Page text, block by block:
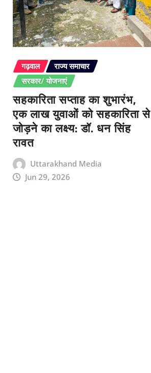
गढ़वाल
राज्य समाचार
सरकार/ योजनाएं
सहकारिता सप्ताह का शुभारंभ,
एक लाख युवाओं को सहकारिता से
जोड़ने का लक्ष्य: डॉ. धन सिंह
रावत
Uttarakhand Media
Jun 29, 2026